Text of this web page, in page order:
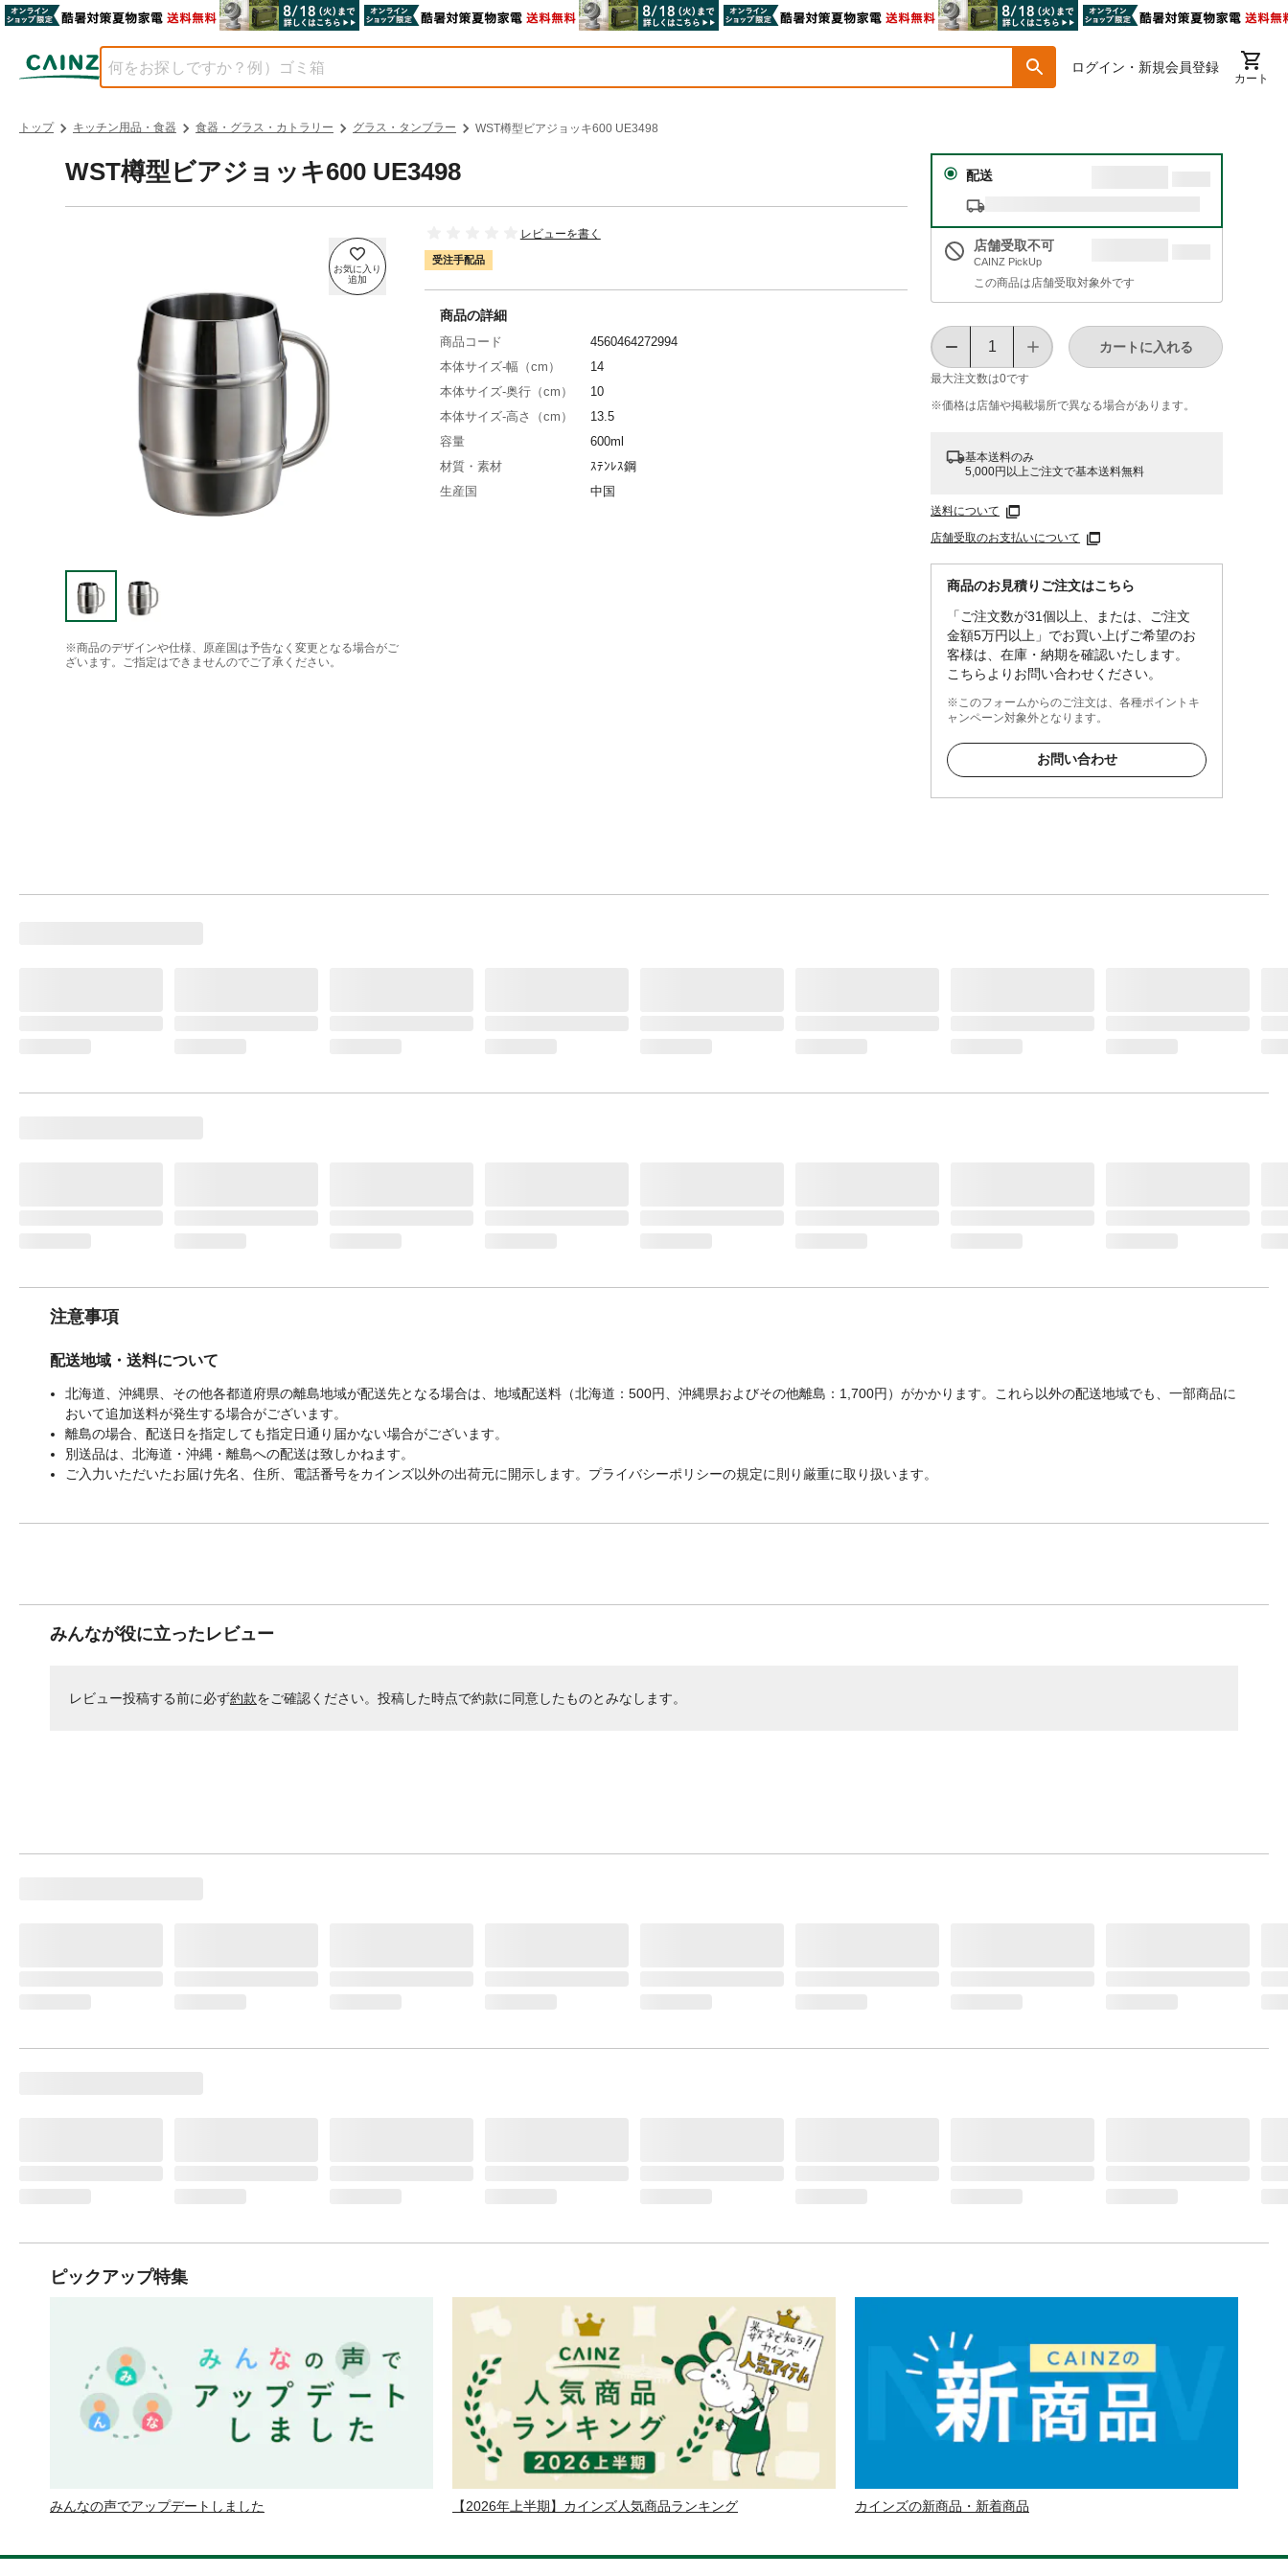
ログイン・新規会員登録
カート
トップ キッチン用品・食器 食器・グラス・カトラリー グラス・タンブラー WST樽型ビアジョッキ600 UE3498
WST樽型ビアジョッキ600 UE3498
※商品のデザインや仕様、原産国は予告なく変更となる場合がご
ざいます。ご指定はできませんのでご了承ください。
レビューを書く
受注手配品
配送
店舗受取不可
CAINZ PickUp
この商品は店舗受取対象外です
最大注文数は0です
カートに入れる
※価格は​店舗や​掲載場所で​異なる​場合が​あります。
基本送料のみ
5,000円以上ご注文で基本送料無料
送料について
店舗受取のお支払いについて
商品のお見積りご注文はこちら
「ご注文数が31個以上、または、ご注文
金額5万円以上」でお買い上げご希望のお
客様は、在庫・納期を確認いたします。
こちらよりお問い合わせください。
※このフォームからのご注文は、各種ポイントキ
ャンペーン対象外となります。
お問い合わせ
商品の詳細
商品コード
4560464272994
本体サイズ-幅（cm）
14
本体サイズ-奥行（cm）
10
本体サイズ-高さ（cm）
13.5
容量
600ml
材質・素材
ｽﾃﾝﾚｽ鋼
生産国
中国
注意事項
配送地域・送料について
北海道、沖縄県、その他各都道府県の離島地域が配送先となる場合は、地域配送料（北海道：500円、沖縄県およびその他離島：1,700円）がかかります。これら以外の配送地域でも、一部商品に
おいて追加送料が発生する場合がございます。
離島の場合、配送日を指定しても指定日通り届かない場合がございます。
別送品は、北海道・沖縄・離島への配送は致しかねます。
ご入力いただいたお届け先名、住所、電話番号をカインズ以外の出荷元に開示します。プライバシーポリシーの規定に則り厳重に取り扱います。
みんなが役に立ったレビュー
レビュー投稿する前に必ず約款をご確認ください。投稿した時点で約款に同意したものとみなします。
ピックアップ特集
みんなの声でアップデートしました 【2026年上半期】カインズ人気商品ランキング カインズの新商品・新着商品